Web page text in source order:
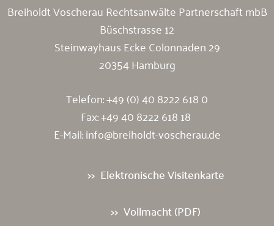
Breiholdt Voscherau Rechtsanwälte Partnerschaft mbB
Büschstrasse 12
Steinwayhaus Ecke Colonnaden 29
20354 Hamburg
Telefon:+49 (0) 40 8222 618 0
Fax: +49 40 8222 618 18
E-Mail:info@breiholdt-voscherau.de
Elektronische Visitenkarte
Vollmacht (PDF)